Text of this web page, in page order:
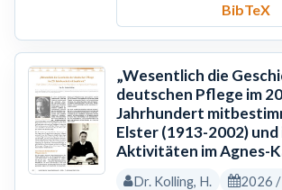
BibTeX
„Wesentlich die
deutschen Pflege im
Jahrhundert
Elster (1913-2002) und
Aktivitäten im Agnes-
Dr. Kolling, H.
2026 /